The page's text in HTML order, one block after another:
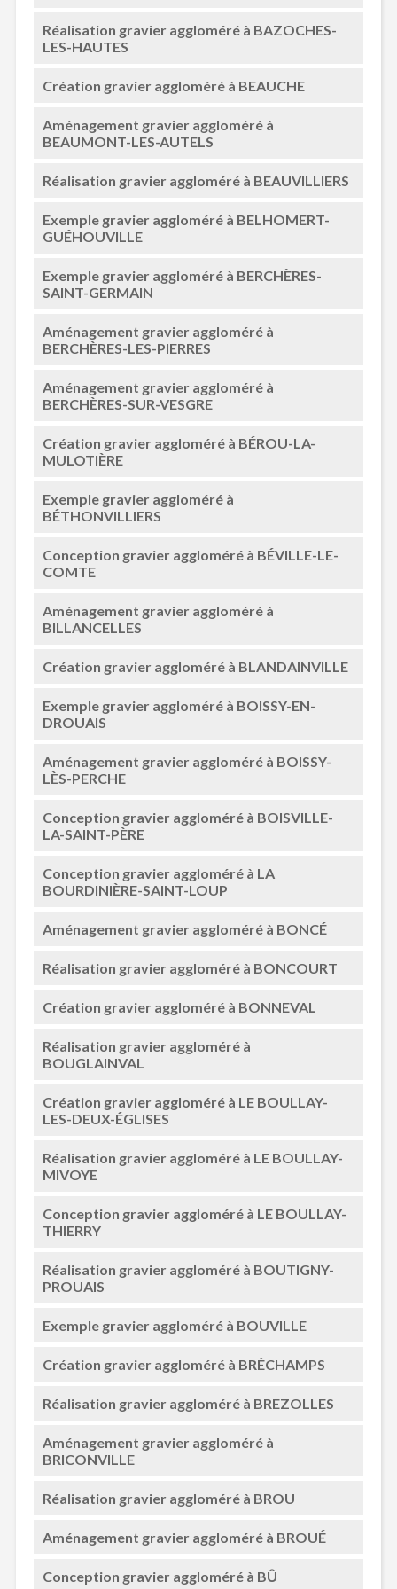
Réalisation gravier aggloméré à BAZOCHES-
LES-HAUTES
Création gravier aggloméré à BEAUCHE
Aménagement gravier aggloméré à
BEAUMONT-LES-AUTELS
Réalisation gravier aggloméré à BEAUVILLIERS
Exemple gravier aggloméré à BELHOMERT-
GUÉHOUVILLE
Exemple gravier aggloméré à BERCHÈRES-
SAINT-GERMAIN
Aménagement gravier aggloméré à
BERCHÈRES-LES-PIERRES
Aménagement gravier aggloméré à
BERCHÈRES-SUR-VESGRE
Création gravier aggloméré à BÉROU-LA-
MULOTIÈRE
Exemple gravier aggloméré à
BÉTHONVILLIERS
Conception gravier aggloméré à BÉVILLE-LE-
COMTE
Aménagement gravier aggloméré à
BILLANCELLES
Création gravier aggloméré à BLANDAINVILLE
Exemple gravier aggloméré à BOISSY-EN-
DROUAIS
Aménagement gravier aggloméré à BOISSY-
LÈS-PERCHE
Conception gravier aggloméré à BOISVILLE-
LA-SAINT-PÈRE
Conception gravier aggloméré à LA
BOURDINIÈRE-SAINT-LOUP
Aménagement gravier aggloméré à BONCÉ
Réalisation gravier aggloméré à BONCOURT
Création gravier aggloméré à BONNEVAL
Réalisation gravier aggloméré à
BOUGLAINVAL
Création gravier aggloméré à LE BOULLAY-
LES-DEUX-ÉGLISES
Réalisation gravier aggloméré à LE BOULLAY-
MIVOYE
Conception gravier aggloméré à LE BOULLAY-
THIERRY
Réalisation gravier aggloméré à BOUTIGNY-
PROUAIS
Exemple gravier aggloméré à BOUVILLE
Création gravier aggloméré à BRÉCHAMPS
Réalisation gravier aggloméré à BREZOLLES
Aménagement gravier aggloméré à
BRICONVILLE
Réalisation gravier aggloméré à BROU
Aménagement gravier aggloméré à BROUÉ
Conception gravier aggloméré à BÛ